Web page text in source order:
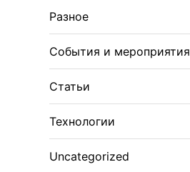
Разное
События и мероприятия
Статьи
Технологии
Uncategorized